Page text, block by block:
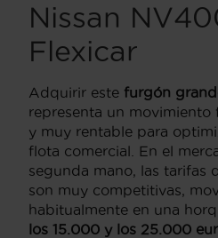
Nissan
Flexicar
Adquirir este furgón
representa un
y muy rentable para
flota comercial. En el
segunda mano, las tarifas
son muy competitivas,
habitualmente en una
los 15.000 y los 25.000